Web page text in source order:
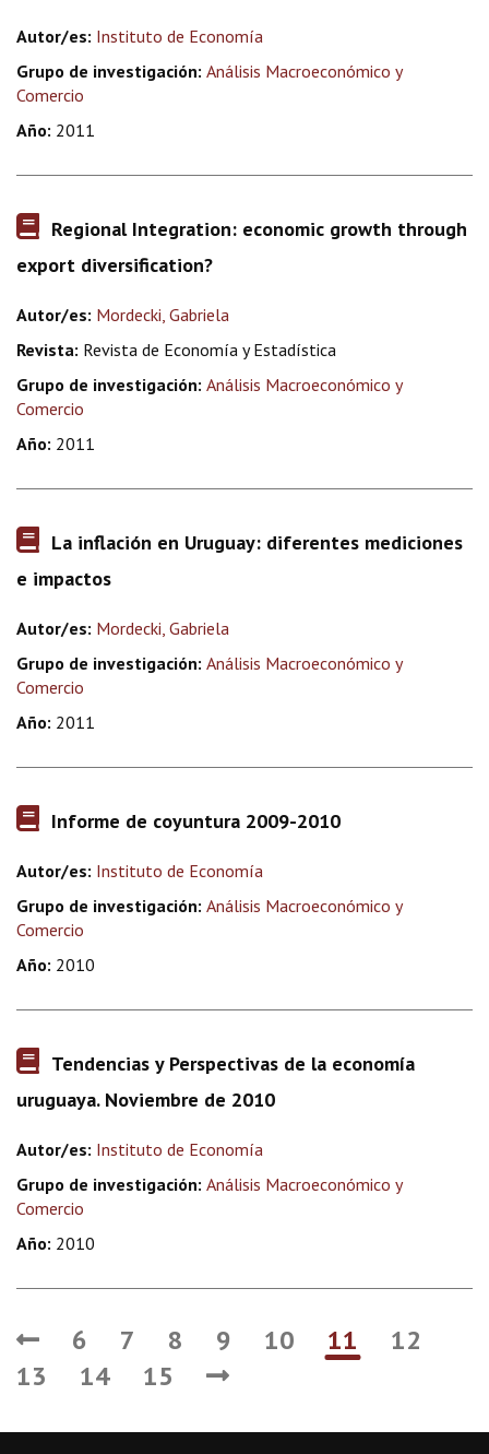
Autor/es: Instituto de Economía
Grupo de investigación: Análisis Macroeconómico y
Comercio
Año: 2011
Regional Integration: economic growth through
export diversification?
Autor/es: Mordecki, Gabriela
Revista: Revista de Economía y Estadística
Grupo de investigación: Análisis Macroeconómico y
Comercio
Año: 2011
La inflación en Uruguay: diferentes mediciones
e impactos
Autor/es: Mordecki, Gabriela
Grupo de investigación: Análisis Macroeconómico y
Comercio
Año: 2011
Informe de coyuntura 2009-2010
Autor/es: Instituto de Economía
Grupo de investigación: Análisis Macroeconómico y
Comercio
Año: 2010
Tendencias y Perspectivas de la economía
uruguaya. Noviembre de 2010
Autor/es: Instituto de Economía
Grupo de investigación: Análisis Macroeconómico y
Comercio
Año: 2010
6 7 8 9 10 11
12
13
14 15